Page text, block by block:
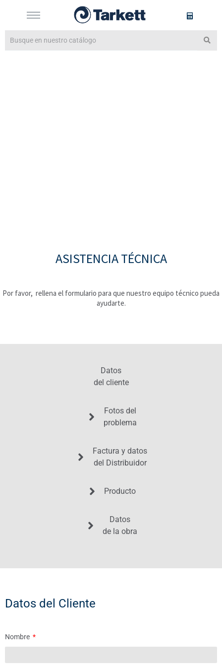
ASISTENCIA TÉCNICA
Por favor, rellena el formulario para que nuestro equipo técnico pueda
ayudarte.
Datos
del cliente
Fotos del
problema
Factura y datos
del Distribuidor
Producto
Datos
de la obra
Datos del Cliente
Nombre